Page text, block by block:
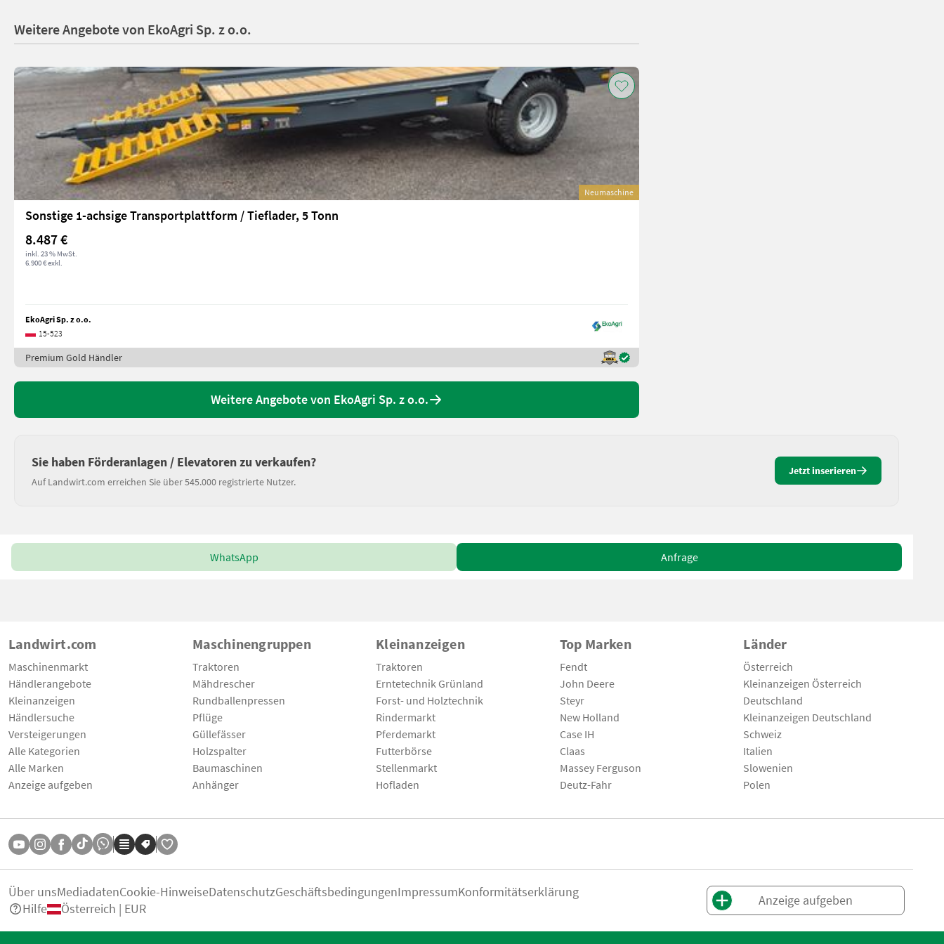
Weitere Angebote von EkoAgri Sp. z o.o.
Neumaschine
Sonstige 1-achsige Transportplattform / Tieflader, 5 Tonn
8.487 €
inkl. 23 % MwSt.
6.900 € exkl.
EkoAgri Sp. z o.o.
15-523
Premium Gold Händler
Weitere Angebote von EkoAgri Sp. z o.o.
Sie haben Förderanlagen / Elevatoren zu verkaufen?
Auf Landwirt.com erreichen Sie über 545.000 registrierte Nutzer.
Jetzt inserieren
WhatsApp Anfrage
Landwirt.com
Maschinenmarkt
Händlerangebote
Kleinanzeigen
Händlersuche
Versteigerungen
Alle Kategorien
Alle Marken
Anzeige aufgeben
Maschinengruppen
Traktoren
Mähdrescher
Rundballenpressen
Pflüge
Güllefässer
Holzspalter
Baumaschinen
Anhänger
Kleinanzeigen
Traktoren
Erntetechnik Grünland
Forst- und Holztechnik
Rindermarkt
Pferdemarkt
Futterbörse
Stellenmarkt
Hofladen
Top Marken
Fendt
John Deere
Steyr
New Holland
Case IH
Claas
Massey Ferguson
Deutz-Fahr
Länder
Österreich
Kleinanzeigen Österreich
Deutschland
Kleinanzeigen Deutschland
Schweiz
Italien
Slowenien
Polen
Über unsMediadatenCookie-HinweiseDatenschutzGeschäftsbedingungenImpressumKonformitätserklärung
Hilfe
Österreich | EUR
Anzeige aufgeben